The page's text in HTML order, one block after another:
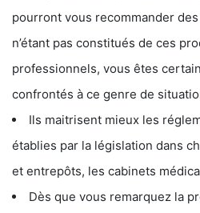
pourront vous recommander
n’étant pas constitués de ces
professionnels, vous êtes
confrontés à ce genre de
Ils maitrisent mieux les
établies par la législation dans
et entrepôts, les cabinets
Dès que vous remarquez la